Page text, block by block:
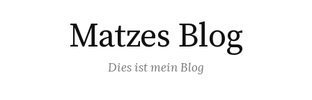
Matzes Blog
Dies ist mein Blog